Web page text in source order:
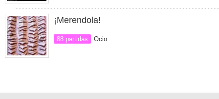
¡Merendola!
88 partidas Ocio